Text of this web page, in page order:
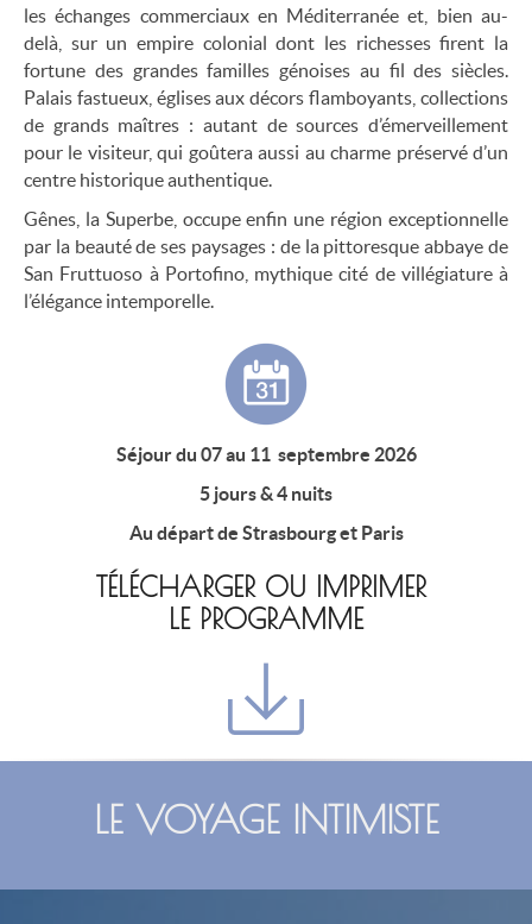
les échanges commerciaux en Méditerranée et, bien au-
delà, sur un empire colonial dont les richesses firent la
fortune des grandes familles génoises au fil des siècles.
Palais fastueux, églises aux décors flamboyants, collections
de grands maîtres : autant de sources d’émerveillement
pour le visiteur, qui goûtera aussi au charme préservé d’un
centre historique authentique.
Gênes, la Superbe, occupe enfin une région exceptionnelle
par la beauté de ses paysages : de la pittoresque abbaye de
San Fruttuoso à Portofino, mythique cité de villégiature à
l’élégance intemporelle.
Séjour du 07 au 11 septembre 2026
5 jours & 4 nuits
Au départ de Strasbourg et Paris
TÉLÉCHARGER OU IMPRIMER
LE PROGRAMME
LE VOYAGE INTIMISTE